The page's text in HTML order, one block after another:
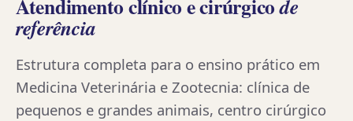
Atendimento clínico e cirúrgicode
referência
Estrutura completa para o ensino prático em
Medicina Veterinária e Zootecnia: clínica de
pequenos e grandes animais, centro cirúrgico